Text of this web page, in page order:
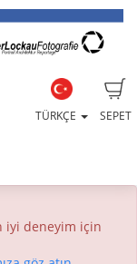
SEPET
TÜRKÇE
iyi deneyim için